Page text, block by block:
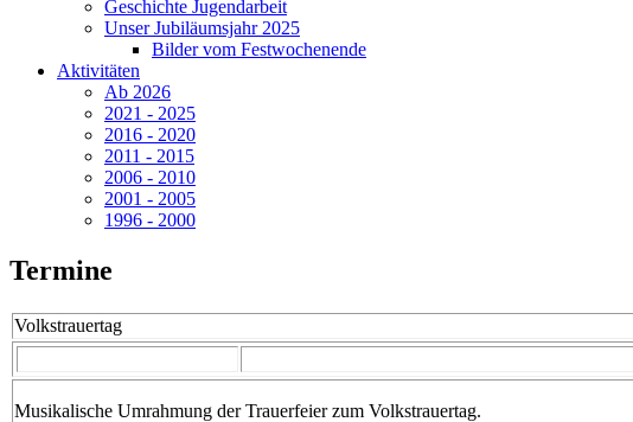
Geschichte Jugendarbeit
Unser Jubiläumsjahr 2025
Bilder vom Festwochenende
Aktivitäten
Ab 2026
2021 - 2025
2016 - 2020
2011 - 2015
2006 - 2010
2001 - 2005
1996 - 2000
Termine
Volkstrauertag
Musikalische Umrahmung der Trauerfeier zum Volkstrauertag.